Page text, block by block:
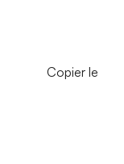
Copier le